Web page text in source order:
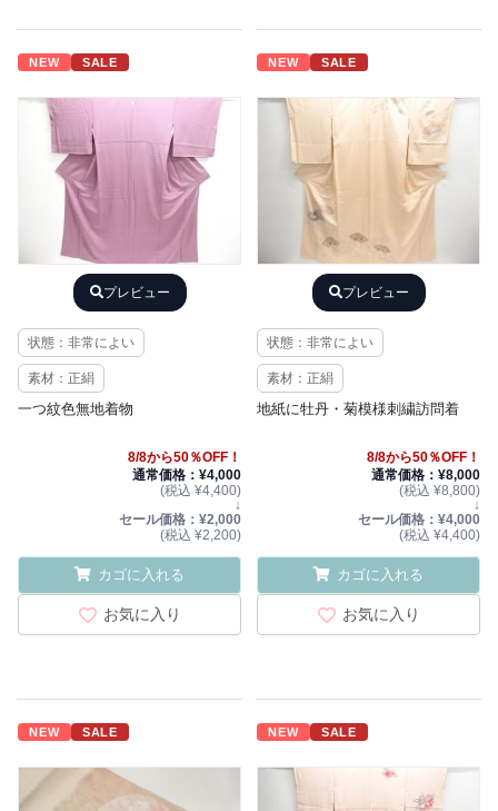
NEW SALE
プレビュー
状態：非常によい
素材：正絹
一つ紋色無地着物
8/8から50％OFF！
通常価格：¥4,000
(税込 ¥4,400)
↓
セール価格：¥2,000
(税込 ¥2,200)
カゴに入れる
お気に入り
NEW SALE
プレビュー
状態：非常によい
素材：正絹
地紙に牡丹・菊模様刺繍訪問着
8/8から50％OFF！
通常価格：¥8,000
(税込 ¥8,800)
↓
セール価格：¥4,000
(税込 ¥4,400)
カゴに入れる
お気に入り
NEW SALE NEW SALE